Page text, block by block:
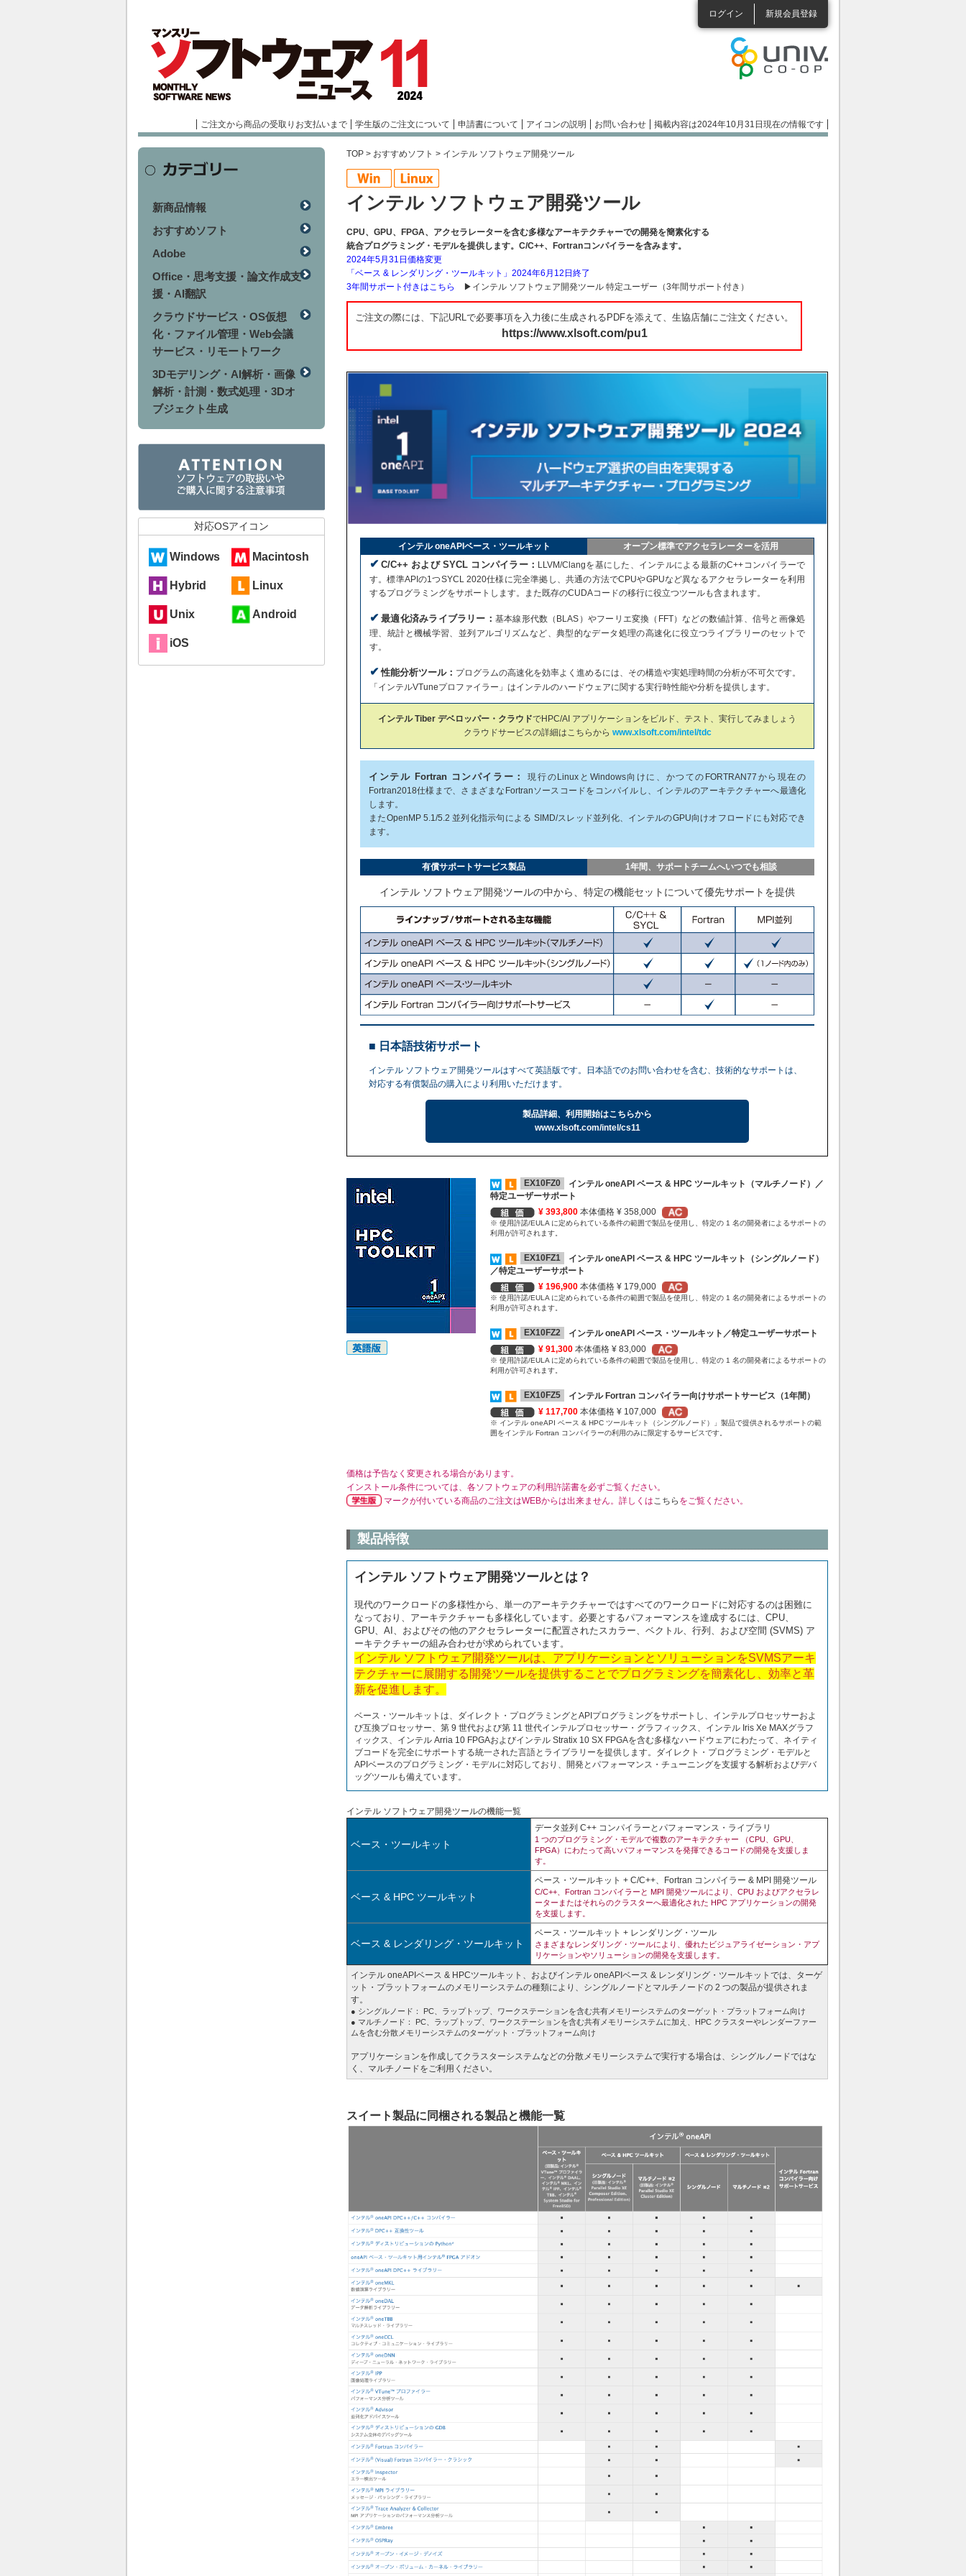
ログイン 新規会員登録
ご注文から商品の受取りお支払いまで 学生版のご注文について 申請書について アイコンの説明 お問い合わせ 掲載内容は2024年10月31日現在の情報です
TOP > おすすめソフト > インテル ソフトウェア開発ツール
インテル ソフトウェア開発ツール
CPU、GPU、FPGA、アクセラレーターを含む多様なアーキテクチャーでの開発を簡素化する
統合プログラミング・モデルを提供します。C/C++、Fortranコンパイラーを含みます。
2024年5月31日価格変更
「ベース & レンダリング・ツールキット」2024年6月12日終了
3年間サポート付きはこちら
▶インテル ソフトウェア開発ツール 特定ユーザー（3年間サポート付き）
ご注文の際には、下記URLで必要事項を入力後に生成されるPDFを添えて、生協店舗にご注文ください。
https://www.xlsoft.com/pu1
インテル oneAPIベース・ツールキット オープン標準でアクセラレーターを活用
✔ C/C++ および SYCL コンパイラー： LLVM/Clangを基にした、インテルによる最新のC++コンパイラーで
す。標準APIの1つSYCL 2020仕様に完全準拠し、共通の方法でCPUやGPUなど異なるアクセラレーターを利用
するプログラミングをサポートします。また既存のCUDAコードの移行に役立つツールも含まれます。
✔ 最適化済みライブラリー： 基本線形代数（BLAS）やフーリエ変換（FFT）などの数値計算、信号と画像処
理、統計と機械学習、並列アルゴリズムなど、典型的なデータ処理の高速化に役立つライブラリーのセットで
す。
✔ 性能分析ツール： プログラムの高速化を効率よく進めるには、その構造や実処理時間の分析が不可欠です。
「インテルVTuneプロファイラー」はインテルのハードウェアに関する実行時性能や分析を提供します。
インテル Tiber デベロッパー・クラウドでHPC/AI アプリケーションをビルド、テスト、実行してみましょう
クラウドサービスの詳細はこちらから www.xlsoft.com/intel/tdc
インテル Fortran コンパイラー：
現行のLinuxとWindows向けに、かつてのFORTRAN77から現在の
Fortran2018仕様まで、さまざまなFortranソースコードをコンパイルし、インテルのアーキテクチャーへ最適化
します。
またOpenMP 5.1/5.2 並列化指示句による SIMD/スレッド並列化、インテルのGPU向けオフロードにも対応でき
ます。
有償サポートサービス製品 1年間、サポートチームへいつでも相談
インテル ソフトウェア開発ツールの中から、特定の機能セットについて優先サポートを提供
■ 日本語技術サポート
インテル ソフトウェア開発ツールはすべて英語版です。日本語でのお問い合わせを含む、技術的なサポートは、
対応する有償製品の購入により利用いただけます。
製品詳細、利用開始はこちらから
www.xlsoft.com/intel/cs11
EX10FZ0
インテル oneAPI ベース & HPC ツールキット（マルチノード）／
特定ユーザーサポート
¥ 393,800 本体価格 ¥ 358,000
※ 使用許諾/EULA に定められている条件の範囲で製品を使用し、特定の 1 名の開発者によるサポートの
利用が許可されます。
EX10FZ1
インテル oneAPI ベース & HPC ツールキット（シングルノード）
／特定ユーザーサポート
¥ 196,900 本体価格 ¥ 179,000
※ 使用許諾/EULA に定められている条件の範囲で製品を使用し、特定の 1 名の開発者によるサポートの
利用が許可されます。
EX10FZ2
インテル oneAPI ベース・ツールキット／特定ユーザーサポート
¥ 91,300 本体価格 ¥ 83,000
※ 使用許諾/EULA に定められている条件の範囲で製品を使用し、特定の 1 名の開発者によるサポートの
利用が許可されます。
EX10FZ5
インテル Fortran コンパイラー向けサポートサービス（1年間）
¥ 117,700 本体価格 ¥ 107,000
※ インテル oneAPI ベース & HPC ツールキット（シングルノード）」製品で提供されるサポートの範
囲をインテル Fortran コンパイラーの利用のみに限定するサービスです。
価格は予告なく変更される場合があります。
インストール条件については、各ソフトウェアの利用許諾書を必ずご覧ください。
マークが付いている商品のご注文はWEBからは出来ません。詳しくは こちら をご覧ください。
製品特徴
インテル ソフトウェア開発ツールとは？
現代のワークロードの多様性から、単一のアーキテクチャーではすべてのワークロードに対応するのは困難に
なっており、アーキテクチャーも多様化しています。必要とするパフォーマンスを達成するには、CPU、
GPU、AI、およびその他のアクセラレーターに配置されたスカラー、ベクトル、行列、および空間 (SVMS) ア
ーキテクチャーの組み合わせが求められています。
インテル ソフトウェア開発ツールは、アプリケーションとソリューションをSVMSアーキ
テクチャーに展開する開発ツールを提供することでプログラミングを簡素化し、効率と革
新を促進します。
ベース・ツールキットは、ダイレクト・プログラミングとAPIプログラミングをサポートし、インテルプロセッサーおよ
び互換プロセッサー、第 9 世代および第 11 世代インテルプロセッサー・グラフィックス、インテル Iris Xe MAXグラフ
ィックス、インテル Arria 10 FPGAおよびインテル Stratix 10 SX FPGAを含む多様なハードウェアにわたって、ネイティ
ブコードを完全にサポートする統一された言語とライブラリーを提供します。ダイレクト・プログラミング・モデルと
APIベースのプログラミング・モデルに対応しており、開発とパフォーマンス・チューニングを支援する解析およびデバ
ッグツールも備えています。
インテル ソフトウェア開発ツールの機能一覧
ベース・ツールキット
データ並列 C++ コンパイラーとパフォーマンス・ライブラリ
1 つのプログラミング・モデルで複数のアーキテクチャー （CPU、GPU、
FPGA）にわたって高いパフォーマンスを発揮できるコードの開発を支援しま
す。
ベース & HPC ツールキット
ベース・ツールキット + C/C++、Fortran コンパイラー & MPI 開発ツール
C/C++、Fortran コンパイラーと MPI 開発ツールにより、CPU およびアクセラレ
ーターまたはそれらのクラスターへ最適化された HPC アプリケーションの開発
を支援します。
ベース & レンダリング・ツールキット
ベース・ツールキット + レンダリング・ツール
さまざまなレンダリング・ツールにより、優れたビジュアライゼーション・アプ
リケーションやソリューションの開発を支援します。
インテル oneAPIベース & HPCツールキット、およびインテル oneAPIベース & レンダリング・ツールキットでは、ターゲ
ット・プラットフォームのメモリーシステムの種類により、シングルノードとマルチノードの 2 つの製品が提供されま
す。
● シングルノード： PC、ラップトップ、ワークステーションを含む共有メモリーシステムのターゲット・プラットフォーム向け
● マルチノード： PC、ラップトップ、ワークステーションを含む共有メモリーシステムに加え、HPC クラスターやレンダーファー
ムを含む分散メモリーシステムのターゲット・プラットフォーム向け
アプリケーションを作成してクラスターシステムなどの分散メモリーシステムで実行する場合は、シングルノードではな
く、マルチノードをご利用ください。
スイート製品に同梱される製品と機能一覧
新商品情報
おすすめソフト
Adobe
Office・思考支援・論文作成支
援・AI翻訳
クラウドサービス・OS仮想
化・ファイル管理・Web会議
サービス・リモートワーク
3Dモデリング・AI解析・画像
解析・計測・数式処理・3Dオ
ブジェクト生成
対応OSアイコン
Windows Macintosh
Hybrid Linux
Unix Android
iOS